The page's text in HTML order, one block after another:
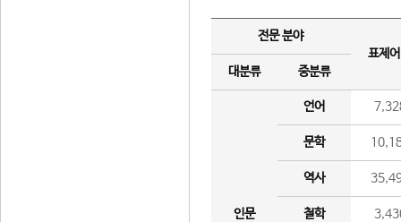
전문 분야
표제
대분류
중분류
인문
언어
문학
역사
철학